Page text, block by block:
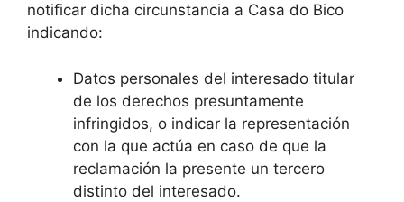
notificar dicha circunstancia a Casa do Bico
indicando:
Datos personales del interesado titular
de los derechos presuntamente
infringidos, o indicar la representación
con la que actúa en caso de que la
reclamación la presente un tercero
distinto del interesado.